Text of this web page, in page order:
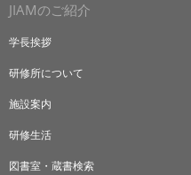
JIAMのご紹介
学長挨拶
研修所について
施設案内
研修生活
図書室・蔵書検索